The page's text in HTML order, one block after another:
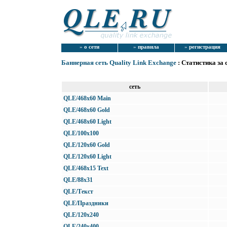
» о сети » правила » регистрация
Баннерная сеть Quality Link Exchange : Статистика за
сеть
QLE/468x60 Main
QLE/468x60 Gold
QLE/468x60 Light
QLE/100x100
QLE/120x60 Gold
QLE/120x60 Light
QLE/468x15 Text
QLE/88x31
QLE/Текст
QLE/Праздники
QLE/120x240